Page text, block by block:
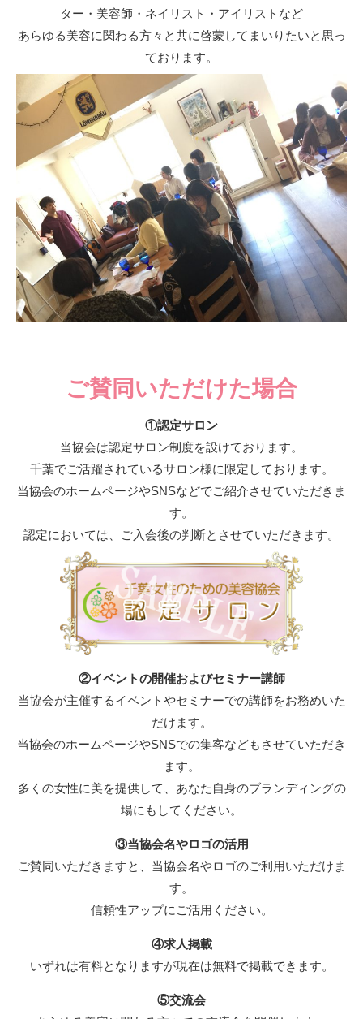
ター・美容師・ネイリスト・アイリストなど
あらゆる美容に関わる方々と共に啓蒙してまいりたいと思っ
ております。
ご賛同いただけた場合
①認定サロン
当協会は認定サロン制度を設けております。
千葉でご活躍されているサロン様に限定しております。
当協会のホームページやSNSなどでご紹介させていただきま
す。
認定においては、ご入会後の判断とさせていただきます。
②イベントの開催およびセミナー講師
当協会が主催するイベントやセミナーでの講師をお務めいた
だけます。
当協会のホームページやSNSでの集客などもさせていただき
ます。
多くの女性に美を提供して、あなた自身のブランディングの
場にもしてください。
③当協会名やロゴの活用
ご賛同いただきますと、当協会名やロゴのご利用いただけま
す。
信頼性アップにご活用ください。
④求人掲載
いずれは有料となりますが現在は無料で掲載できます。
⑤交流会